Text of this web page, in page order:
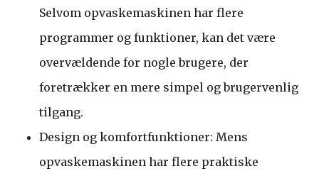
Selvom opvaskemaskinen har flere
programmer og funktioner, kan det være
overvældende for nogle brugere, der
foretrækker en mere simpel og brugervenlig
tilgang.
Design og komfortfunktioner: Mens
opvaskemaskinen har flere praktiske